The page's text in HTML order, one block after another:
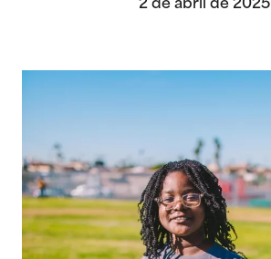
2 de abril de 2025